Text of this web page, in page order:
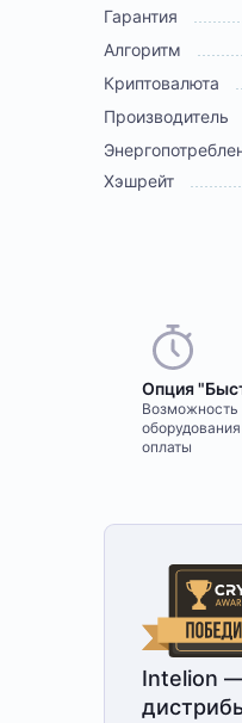
Гарантия
Алгоритм
Криптовалюта
Производитель
Хэшрейт
Опция
Возможность
оплаты
Intelion